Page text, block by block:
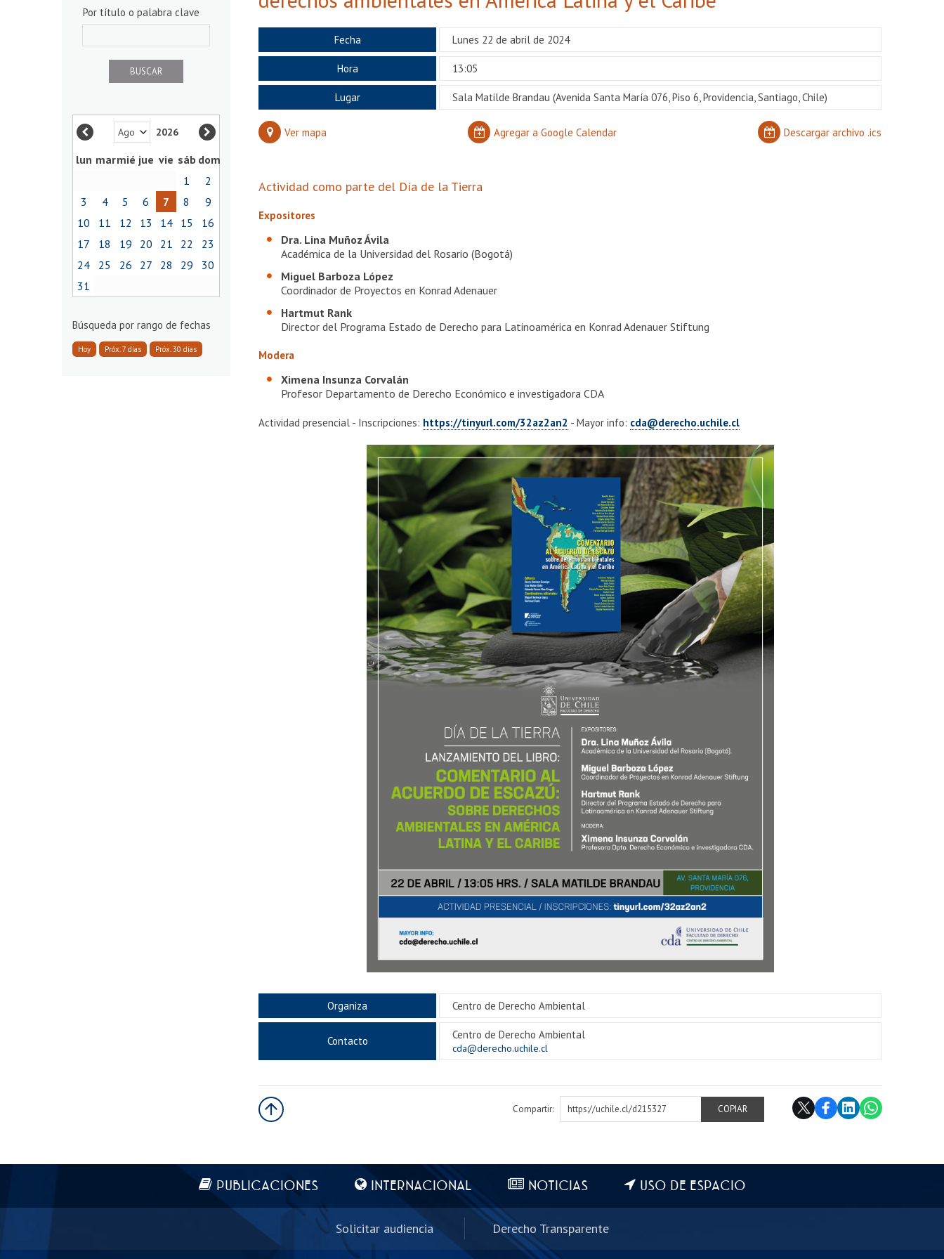
Por título o palabra clave
2026
lun marmié jue vie sáb dom
1
2
3
4 5 6 7 8
9
10
11 12 13 14 15
16
17
18 19 20 21 22
23
24
25 26 27 28 29
30
31
rango de fechas
Hoy Próx. 7 días Próx. 30 días
Fecha Lunes 22 de abril de 2024
Hora 13:05
Lugar Sala Matilde Brandau (Avenida Santa María 076, Piso 6, Providencia, Santiago, Chile)
Ver mapa Agregar a Google Calendar Descargar archivo .ics
Actividad como parte del Día de la Tierra
Expositores
Dra. Lina Muñoz Ávila
Académica de la Universidad del Rosario (Bogotá)
Miguel Barboza López
Coordinador de Proyectos en Konrad Adenauer
Hartmut Rank
Director del Programa Estado de Derecho para Latinoamérica en Konrad Adenauer Stiftung
Modera
Ximena Insunza Corvalán
Profesor Departamento de Derecho Económico e investigadora CDA
Actividad presencial - Inscripciones: https://tinyurl.com/32az2an2 - Mayor info: cda@derecho.uchile.cl
Organiza Centro de Derecho Ambiental
Contacto Centro de Derecho Ambiental
cda@derecho.uchile.cl
Compartir:
https://uchile.cl/d215327
COPIAR
PUBLICACIONES INTERNACIONAL NOTICIAS USO DE ESPACIO
Solicitar audiencia Derecho Transparente